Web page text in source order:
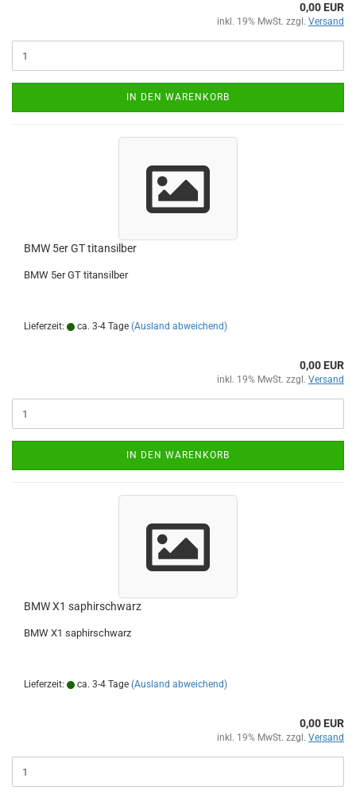
0,00 EUR
inkl. 19% MwSt. zzgl. Versand
IN DEN WARENKORB
BMW 5er GT titansilber
BMW 5er GT titansilber
Lieferzeit: ca. 3-4 Tage (Ausland abweichend)
0,00 EUR
inkl. 19% MwSt. zzgl. Versand
IN DEN WARENKORB
BMW X1 saphirschwarz
BMW X1 saphirschwarz
Lieferzeit: ca. 3-4 Tage (Ausland abweichend)
0,00 EUR
inkl. 19% MwSt. zzgl. Versand